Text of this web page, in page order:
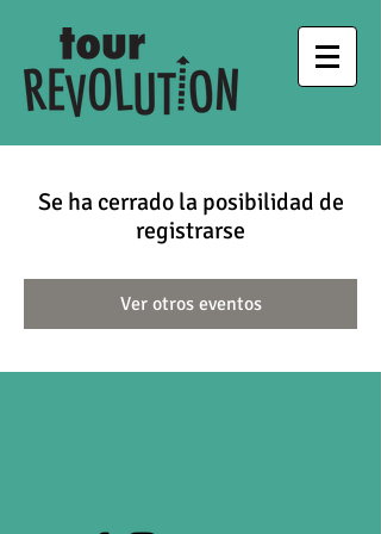
Se ha cerrado la posibilidad de
registrarse
Ver otros eventos